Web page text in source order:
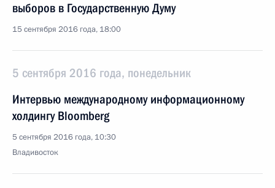
выборов в Государственную Думу
15 сентября 2016 года, 18:00
5 сентября 2016 года, понедельник
Интервью международному информационному
холдингу Bloomberg
5 сентября 2016 года, 10:30
Владивосток